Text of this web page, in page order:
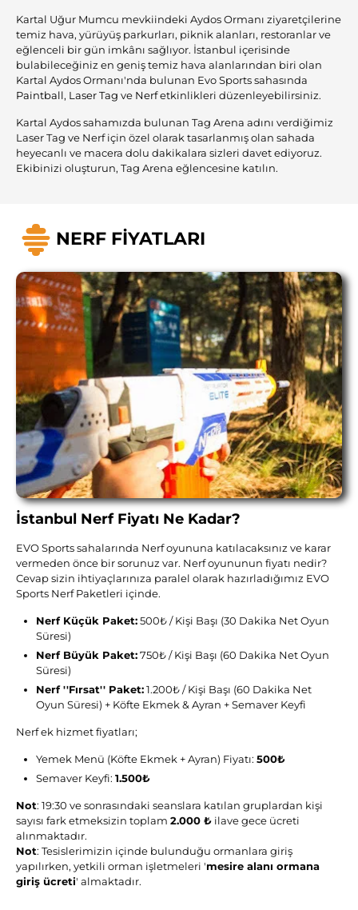
Kartal Uğur Mumcu mevkiindeki Aydos Ormanı ziyaretçilerine
temiz hava, yürüyüş parkurları, piknik alanları, restoranlar ve
eğlenceli bir gün imkânı sağlıyor. İstanbul içerisinde
bulabileceğiniz en geniş temiz hava alanlarından biri olan
Kartal Aydos Ormanı'nda bulunan Evo Sports sahasında
Paintball, Laser Tag ve Nerfetkinlikleri düzenleyebilirsiniz.
Kartal Aydos sahamızda bulunan Tag Arena adını verdiğimiz
Laser Tag ve Nerf için özel olarak tasarlanmış olan sahada
heyecanlı ve macera dolu dakikalara sizleri davet ediyoruz.
Ekibinizi oluşturun, Tag Arena eğlencesine katılın.
NERF FİYATLARI
İstanbul Nerf Fiyatı Ne Kadar?
EVO Sports sahalarında Nerf oyununa katılacaksınız ve karar
vermeden önce bir sorunuz var. Nerf oyununun fiyatı nedir?
Cevap sizin ihtiyaçlarınıza paralel olarak hazırladığımız EVO
Sports Nerf Paketleri içinde.
Nerf Küçük Paket:500₺ / Kişi Başı (30 Dakika Net Oyun
Süresi)
Nerf Büyük Paket:750₺ / Kişi Başı (60 Dakika Net Oyun
Süresi)
Nerf ''Fırsat'' Paket:1.200₺ / Kişi Başı (60 Dakika Net
Oyun Süresi) + Köfte Ekmek & Ayran + Semaver Keyfi
Nerf ek hizmet fiyatları;
Yemek Menü (Köfte Ekmek + Ayran) Fiyatı: 500₺
Semaver Keyfi: 1.500₺
Not: 19:30 ve sonrasındaki seanslara katılan gruplardan kişi
sayısı fark etmeksizin toplam 2.000 ₺ ilave gece ücreti
alınmaktadır.
Not: Tesislerimizin içinde bulunduğu ormanlara giriş
yapılırken, yetkili orman işletmeleri 'mesire alanı ormana
giriş ücreti' almaktadır.